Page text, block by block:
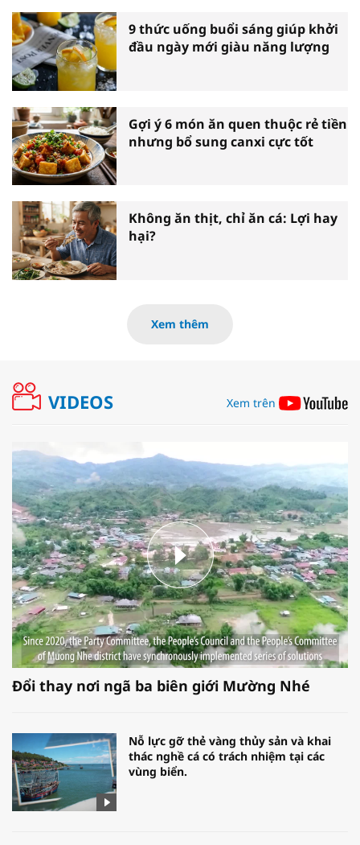
9 thức uống buổi sáng giúp khởi
đầu ngày mới giàu năng lượng
Gợi ý 6 món ăn quen thuộc rẻ tiền
nhưng bổ sung canxi cực tốt
Không ăn thịt, chỉ ăn cá: Lợi hay
hại?
Xem thêm
VIDEOS Xem trên
Đổi thay nơi ngã ba biên giới Mường Nhé
Nỗ lực gỡ thẻ vàng thủy sản và khai
thác nghề cá có trách nhiệm tại các
vùng biển.